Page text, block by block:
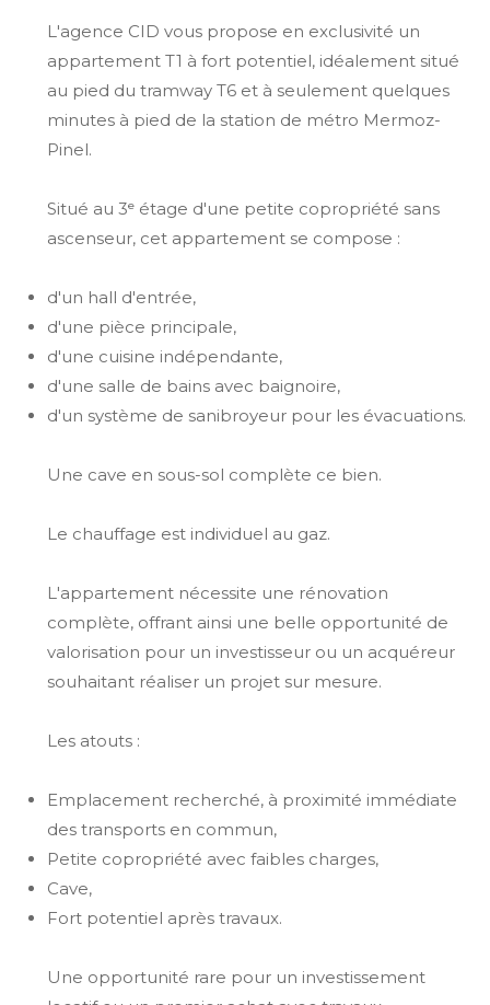
L'agence CID vous propose en exclusivité un
appartement T1 à fort potentiel, idéalement situé
au pied du tramway T6 et à seulement quelques
minutes à pied de la station de métro Mermoz-
Pinel.
Situé au 3ᵉ étage d'une petite copropriété sans
ascenseur, cet appartement se compose :
d'un hall d'entrée,
d'une pièce principale,
d'une cuisine indépendante,
d'une salle de bains avec baignoire,
d'un système de sanibroyeur pour les évacuations.
Une cave en sous-sol complète ce bien.
Le chauffage est individuel au gaz.
L'appartement nécessite une rénovation
complète, offrant ainsi une belle opportunité de
valorisation pour un investisseur ou un acquéreur
souhaitant réaliser un projet sur mesure.
Les atouts :
Emplacement recherché, à proximité immédiate
des transports en commun,
Petite copropriété avec faibles charges,
Cave,
Fort potentiel après travaux.
Une opportunité rare pour un investissement